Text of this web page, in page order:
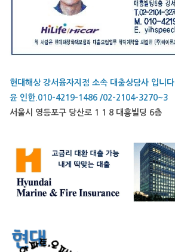
현대해상 강서융자지점 소속 대출상담사 입니다
윤 인한.010-4219-1486 /02-2104-3270~3
서울시 영등포구 당산로 1 1 8 대흥빌딩 6층